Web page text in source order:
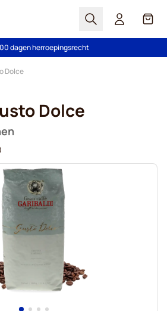
Zoek Cart
verzending vanaf € 49
dagen herroepingsrecht
Dolce
Dolce